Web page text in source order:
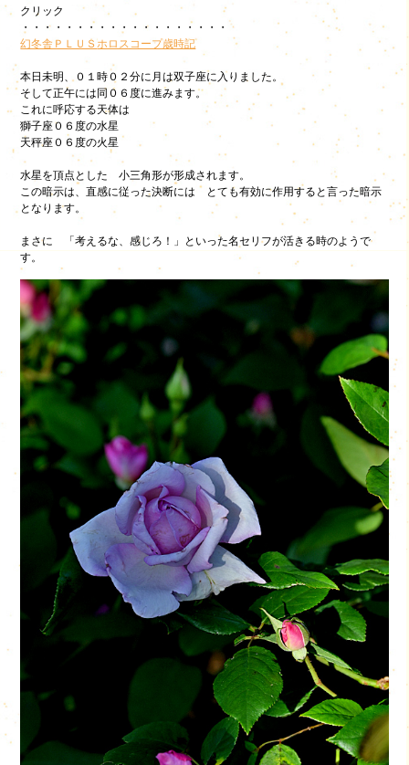
クリック
・・・・・・・・・・・・・・・・・・・
幻冬舎ＰＬＵＳホロスコープ歳時記
本日未明、０１時０２分に月は双子座に入りました。
そして正午には同０６度に進みます。
これに呼応する天体は
獅子座０６度の水星
天秤座０６度の火星
水星を頂点とした 小三角形が形成されます。
この暗示は、直感に従った決断には とても有効に作用すると言った暗示
となります。
まさに 「考えるな、感じろ！」といった名セリフが活きる時のようで
す。